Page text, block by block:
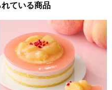
ている商品